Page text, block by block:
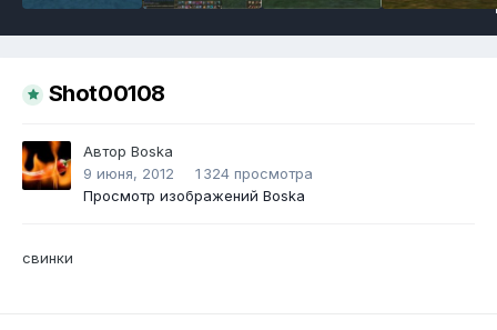
Shot00108
Автор Boska
9 июня, 2012
1 324 просмотра
Просмотр изображений Boska
свинки